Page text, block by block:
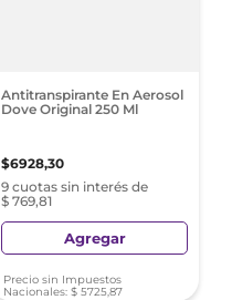
Antitranspirante En Aerosol
Dove Original 250 Ml
$6928,30
9 cuotas sin interés de
$ 769,81
Agregar
Precio sin Impuestos
Nacionales: $ 5725,87